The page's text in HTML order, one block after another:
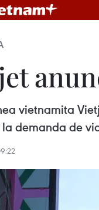
vietnamita
demanda de